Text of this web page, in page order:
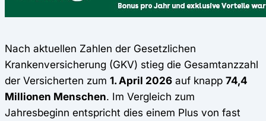
Nach aktuellen Zahlen der Gesetzlichen
Krankenversicherung (GKV) stieg die Gesamtanzzahl
der Versicherten zum 1. April 2026 auf knapp 74,4
Millionen Menschen. Im Vergleich zum
Jahresbeginn entspricht dies einem Plus von fast